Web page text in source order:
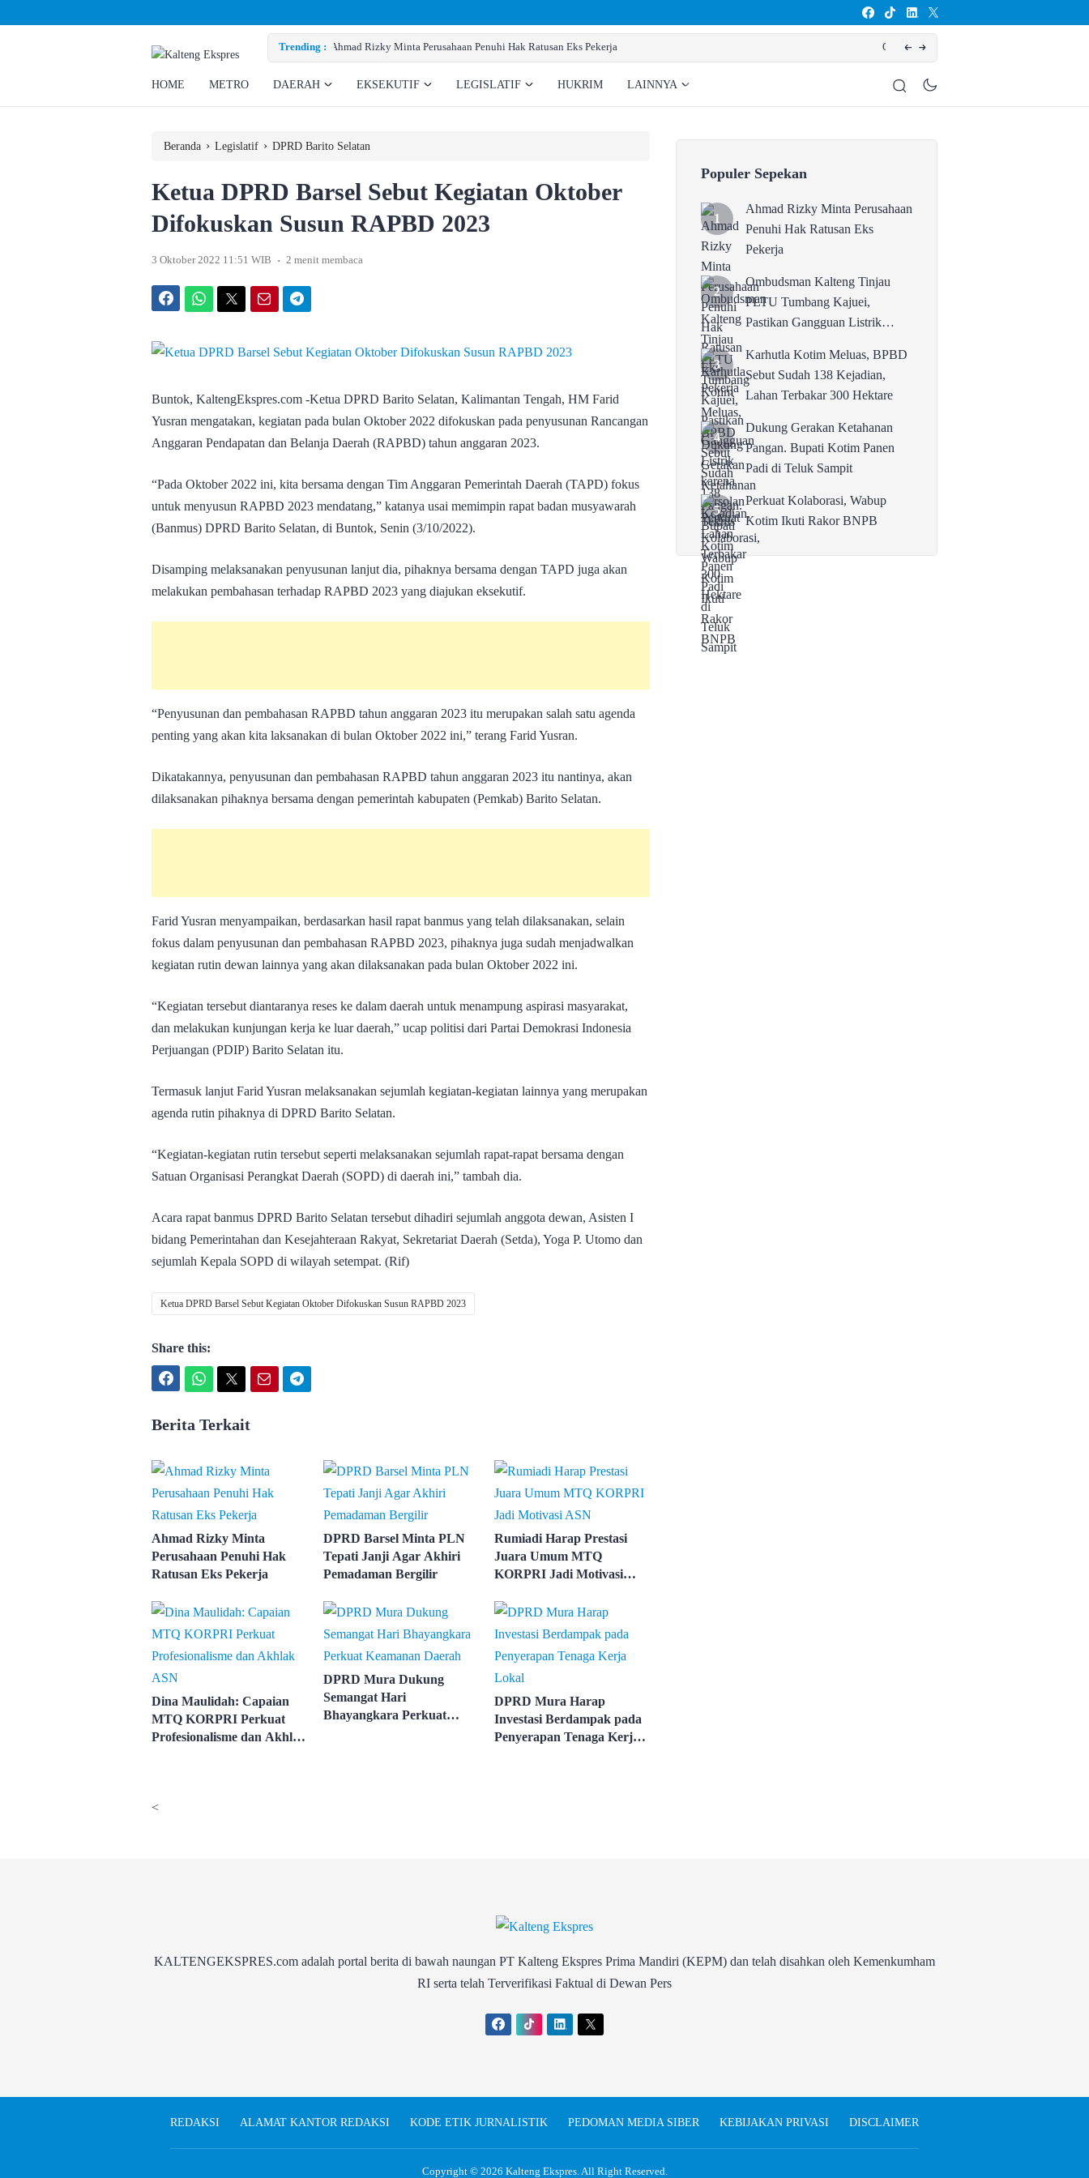
Trending :
Perusahaan Penuhi Hak Ratusan Eks Pekerja Ombudsman Kalteng Tinjau PLTU Tumbang Kajuei, Pastikan Gangguan Listrik karena Persolan Teknis
HOME METRO DAERAH EKSEKUTIF LEGISLATIF HUKRIM LAINNYA
Beranda › Legislatif › DPRD Barito Selatan
Ketua DPRD Barsel Sebut Kegiatan Oktober
Difokuskan Susun RAPBD 2023
3 Oktober 2022 11:51 WIB . 2 menit membaca
Buntok, KaltengEkspres.com -Ketua DPRD Barito Selatan, Kalimantan Tengah, HM Farid
Yusran mengatakan, kegiatan pada bulan Oktober 2022 difokuskan pada penyusunan Rancangan
Anggaran Pendapatan dan Belanja Daerah (RAPBD) tahun anggaran 2023.
“Pada Oktober 2022 ini, kita bersama dengan Tim Anggaran Pemerintah Daerah (TAPD) fokus
untuk menyusun RAPBD 2023 mendatang,” katanya usai memimpin rapat badan musyawarah
(Banmus) DPRD Barito Selatan, di Buntok, Senin (3/10/2022).
Disamping melaksanakan penyusunan lanjut dia, pihaknya bersama dengan TAPD juga akan
melakukan pembahasan terhadap RAPBD 2023 yang diajukan eksekutif.
“Penyusunan dan pembahasan RAPBD tahun anggaran 2023 itu merupakan salah satu agenda
penting yang akan kita laksanakan di bulan Oktober 2022 ini,” terang Farid Yusran.
Dikatakannya, penyusunan dan pembahasan RAPBD tahun anggaran 2023 itu nantinya, akan
dilaksanakan pihaknya bersama dengan pemerintah kabupaten (Pemkab) Barito Selatan.
Farid Yusran menyampaikan, berdasarkan hasil rapat banmus yang telah dilaksanakan, selain
fokus dalam penyusunan dan pembahasan RAPBD 2023, pihaknya juga sudah menjadwalkan
kegiatan rutin dewan lainnya yang akan dilaksanakan pada bulan Oktober 2022 ini.
“Kegiatan tersebut diantaranya reses ke dalam daerah untuk menampung aspirasi masyarakat,
dan melakukan kunjungan kerja ke luar daerah,” ucap politisi dari Partai Demokrasi Indonesia
Perjuangan (PDIP) Barito Selatan itu.
Termasuk lanjut Farid Yusran melaksanakan sejumlah kegiatan-kegiatan lainnya yang merupakan
agenda rutin pihaknya di DPRD Barito Selatan.
“Kegiatan-kegiatan rutin tersebut seperti melaksanakan sejumlah rapat-rapat bersama dengan
Satuan Organisasi Perangkat Daerah (SOPD) di daerah ini,” tambah dia.
Acara rapat banmus DPRD Barito Selatan tersebut dihadiri sejumlah anggota dewan, Asisten I
bidang Pemerintahan dan Kesejahteraan Rakyat, Sekretariat Daerah (Setda), Yoga P. Utomo dan
sejumlah Kepala SOPD di wilayah setempat. (Rif)
Ketua DPRD Barsel Sebut Kegiatan Oktober Difokuskan Susun RAPBD 2023
Share this:
Berita Terkait
Ahmad Rizky Minta
Perusahaan Penuhi Hak
Ratusan Eks Pekerja
DPRD Barsel Minta PLN
Tepati Janji Agar Akhiri
Pemadaman Bergilir
Rumiadi Harap Prestasi
Juara Umum MTQ
KORPRI Jadi Motivasi
Dina Maulidah: Capaian
MTQ KORPRI Perkuat
Profesionalisme dan Akhlak
DPRD Mura Dukung
Semangat Hari
Bhayangkara Perkuat
DPRD Mura Harap
Investasi Berdampak pada
Penyerapan Tenaga Kerja
Populer Sepekan
Ahmad Rizky Minta Perusahaan
Penuhi Hak Ratusan Eks
Pekerja
Ombudsman Kalteng Tinjau
PLTU Tumbang Kajuei,
Pastikan Gangguan Listrik
Karhutla Kotim Meluas, BPBD
Sebut Sudah 138 Kejadian,
Lahan Terbakar 300 Hektare
Dukung Gerakan Ketahanan
Pangan. Bupati Kotim Panen
Padi di Teluk Sampit
Perkuat Kolaborasi, Wabup
Kotim Ikuti Rakor BNPB
<
KALTENGEKSPRES.com adalah portal berita di bawah naungan PT Kalteng Ekspres Prima Mandiri (KEPM) dan telah disahkan oleh Kemenkumham
RI serta telah Terverifikasi Faktual di Dewan Pers
REDAKSI ALAMAT KANTOR REDAKSI KODE ETIK JURNALISTIK PEDOMAN MEDIA SIBER KEBIJAKAN PRIVASI DISCLAIMER
Copyright © 2026 Kalteng Ekspres. All Right Reserved.